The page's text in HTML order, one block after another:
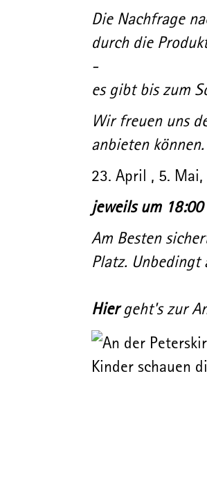
Die Nachfrage
durch die
-
es gibt bis zum
Wir freuen uns
anbieten können.
23. April , 5.
jeweils um
Am Besten
Platz. Unbedingt
Hiergeht's zur